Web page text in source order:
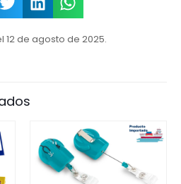
12 de agosto de 2025.